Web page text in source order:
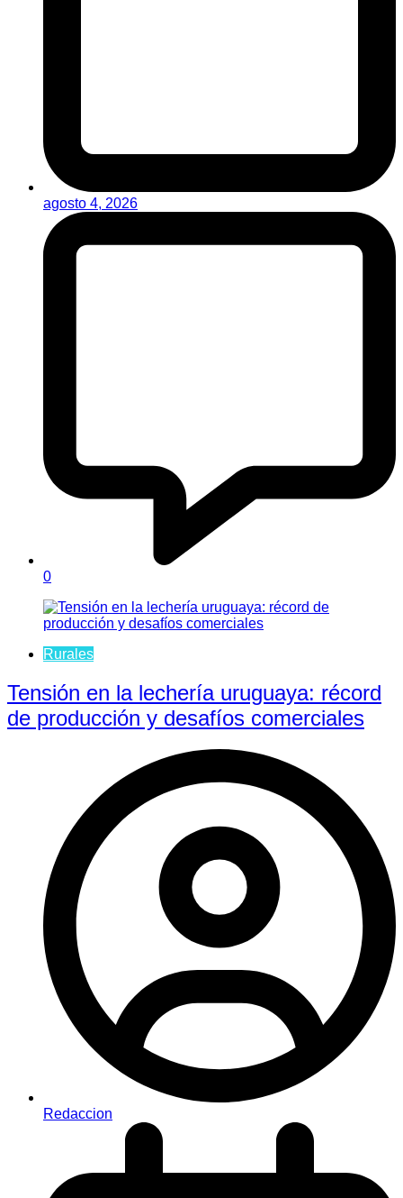
agosto 4, 2026
0
Rurales
Tensión en la lechería uruguaya: récord
de producción y desafíos comerciales
Redaccion